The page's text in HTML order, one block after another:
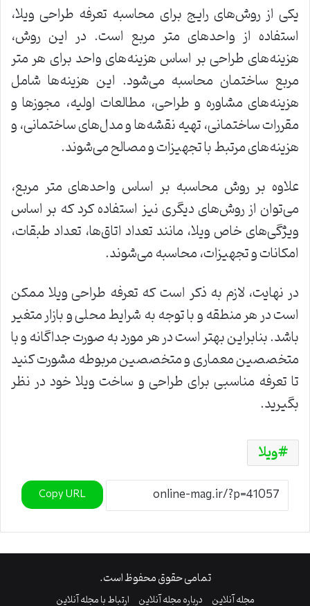
یکی از روش‌های رایج برای محاسبه تعرفه طراحی ویلا،
استفاده از واحدهای متر مربع است. در این روش،
هزینه‌های طراحی بر اساس هزینه‌های واحد برای هر متر
مربع ساختمان محاسبه می‌شود. این هزینه‌ها شامل
هزینه‌های مشاوره و طراحی، مطالعات اولیه، مجوزها و
مقررات ساختمانی، تهیه نقشه‌ها و مدل‌های ساختمانی، و
هزینه‌های مرتبط با تجهیزات و مصالح می‌شوند.
علاوه بر روش محاسبه بر اساس واحدهای متر مربع،
می‌توان از روش‌های دیگری نیز استفاده کرد که بر اساس
ویژگی‌های خاص ویلا، مانند تعداد اتاق‌ها، تعداد طبقات،
امکانات و تجهیزات، محاسبه می‌شوند.
در نهایت، لازم به ذکر است که تعرفه طراحی ویلا ممکن
است در هر منطقه و با توجه به شرایط محلی و بازار متغیر
باشد. بنابراین بهتر است در هر مورد به صورت جداگانه و با
متخصصین معماری و متخصصین مربوطه مشورت کنید
تا تعرفه مناسبی برای طراحی و ساخت ویلا خود در نظر
بگیرید.
ویلا
Copy URL
تمامی حقوق محفوظ است.
مجله آنلاین درباره مجله آنلاین ارتباط با مجله آنلاین